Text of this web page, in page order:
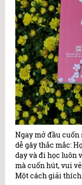
Ngay mở đầu cuốn
dễ gây thắc mắc:
dạy và đi học luôn
mà cuốn hút, vui
Một cách giải